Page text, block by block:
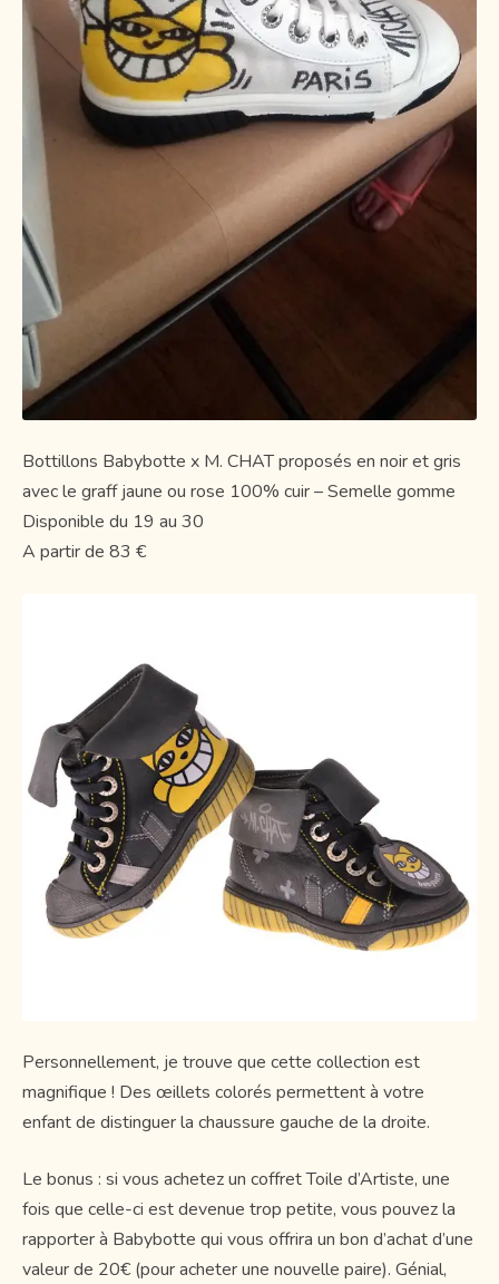
Bottillons Babybotte x M. CHAT proposés en noir et gris
avec le graff jaune ou rose 100% cuir – Semelle gomme
Disponible du 19 au 30
A partir de 83 €
Personnellement, je trouve que cette collection est
magnifique ! Des œillets colorés permettent à votre
enfant de distinguer la chaussure gauche de la droite.
Le bonus : si vous achetez un coffret Toile d’Artiste, une
fois que celle-ci est devenue trop petite, vous pouvez la
rapporter à Babybotte qui vous offrira un bon d’achat d’une
valeur de 20€ (pour acheter une nouvelle paire). Génial,